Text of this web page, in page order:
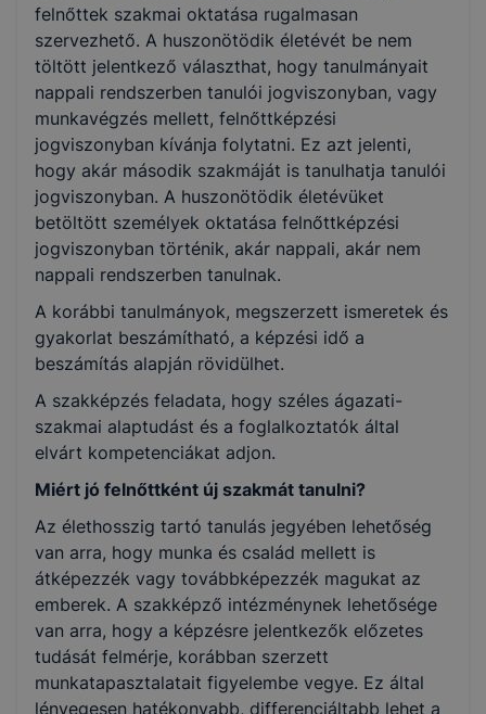
Szépészet
felnőttek szakmai oktatása rugalmasan
szervezhető. A huszonötödik életévét be nem
töltött jelentkező választhat, hogy tanulmányait
nappali rendszerben tanulói jogviszonyban, vagy
munkavégzés mellett, felnőttképzési
jogviszonyban kívánja folytatni. Ez azt jelenti,
hogy akár második szakmáját is tanulhatja tanulói
jogviszonyban. A huszonötödik életévüket
betöltött személyek oktatása felnőttképzési
jogviszonyban történik, akár nappali, akár nem
nappali rendszerben tanulnak.
A korábbi tanulmányok, megszerzett ismeretek és
gyakorlat beszámítható, a képzési idő a
beszámítás alapján rövidülhet.
A szakképzés feladata, hogy széles ágazati-
szakmai alaptudást és a foglalkoztatók által
elvárt kompetenciákat adjon.
Miért jó felnőttként új szakmát tanulni?
Az élethosszig tartó tanulás jegyében lehetőség
van arra, hogy munka és család mellett is
átképezzék vagy továbbképezzék magukat az
emberek. A szakképző intézménynek lehetősége
van arra, hogy a képzésre jelentkezők előzetes
tudását felmérje, korábban szerzett
munkatapasztalatait figyelembe vegye. Ez által
lényegesen hatékonyabb, differenciáltabb lehet a